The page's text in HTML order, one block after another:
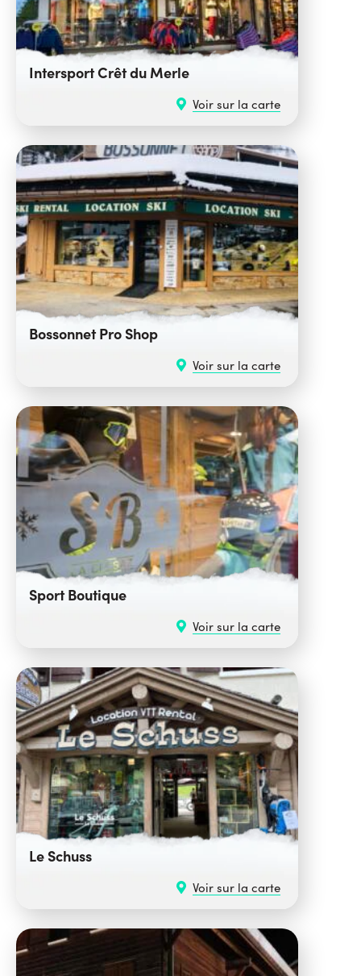
Intersport Crêt du Merle
Voir sur la carte
Bossonnet Pro Shop
Voir sur la carte
Sport Boutique
Voir sur la carte
Le Schuss
Voir sur la carte